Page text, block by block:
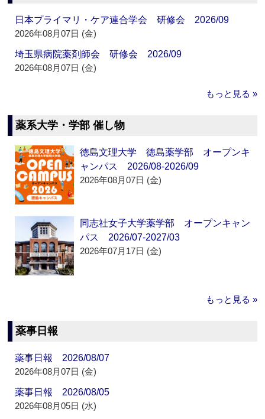
日本プライマリ・ケア連合学会 研修会 2026/09
2026年08月07日 (金)
埼玉県病院薬剤師会 研修会 2026/09
2026年08月07日 (金)
もっと見る »
薬系大学・学部 催し物
徳島文理大学 徳島薬学部 オープンキ
ャンパス 2026/08-2026/09
2026年08月07日 (金)
同志社女子大学薬学部 オープンキャン
パス 2026/07-2027/03
2026年07月17日 (金)
もっと見る »
薬事日報
薬事日報 2026/08/07
2026年08月07日 (金)
薬事日報 2026/08/05
2026年08月05日 (水)